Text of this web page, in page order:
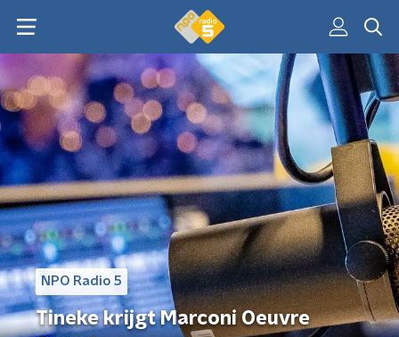
NPO Radio 5
Tineke krijgt Marconi Oeuvre